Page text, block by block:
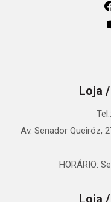
Loja
Av. Senador Queiróz,
HORÁRIO: